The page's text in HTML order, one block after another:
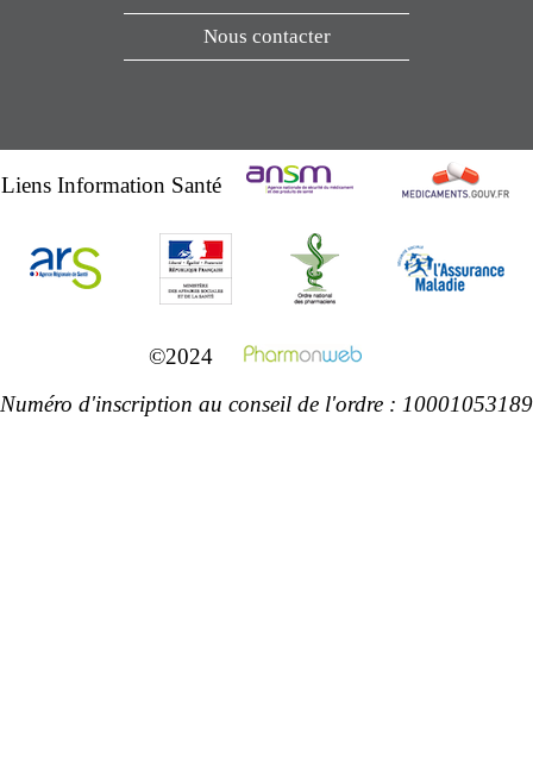
Nous contacter
Liens Information Santé
©2024
Numéro d'inscription au conseil de l'ordre : 10001053189